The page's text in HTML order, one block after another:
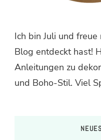
Ich bin Juli und
Blog entdeckt hast!
Anleitungen zu
und Boho-Stil. Viel